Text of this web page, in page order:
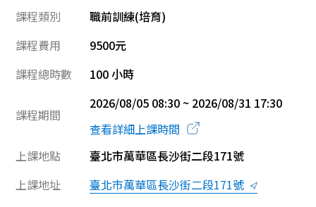
課程類別
職前訓練(培育)
課程費用
9500元
課程總時數
100 小時
課程期間
2026/08/05 08:30 ~ 2026/08/31 17:30
查看詳細上課時間
上課地點
臺北市萬華區長沙街二段171號
上課地址
臺北市萬華區長沙街二段171號